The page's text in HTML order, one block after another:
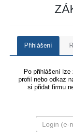
Přihlášení
Po přihlášení
profil nebo odkaz
si přidat firmu